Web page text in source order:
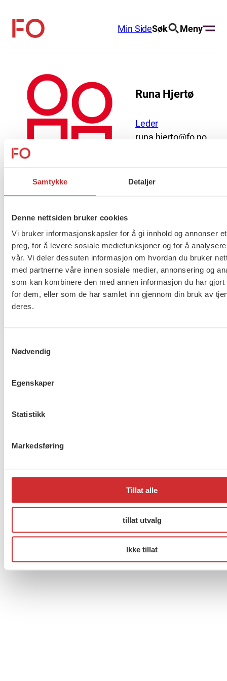
Samtykke Detaljer
Denne nettsiden bruker cookies
Vi bruker informasjonskapsler for å gi innhold og annonser
preg, for å levere sosiale mediefunksjoner og for å
vår. Vi deler dessuten informasjon om hvordan du bruker
med partnerne våre innen sosiale medier, annonsering og
som kan kombinere den med annen informasjon du har gjort
for dem, eller som de har samlet inn gjennom din bruk av
deres.
Nødvendig
Egenskaper
Statistikk
Markedsføring
Tillat alle
tillat utvalg
Ikke tillat
innhold
FO
Min SideSøk Meny
Runa Hjertø
Leder
runa.hjerto@fo.no
FO (Fellesorganisasjonen)
Mariboes gate 13
Pb. 4693 Sofienberg
0506 OSLO
kontor@fo.no
+47 919 19 916
Ansvarlig redaktør: Marianne Solberg
Fakturaadresser til FO sentralt og FOs avdelinger